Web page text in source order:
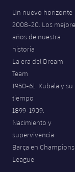
Un nuevo horizonte
2008-20. Los
años de nuestra
historia
La era del Dream
Team
1950-61. Kubala y su
tiempo
1899-1909.
Nacimiento y
supervivencia
Barça en Champions
League